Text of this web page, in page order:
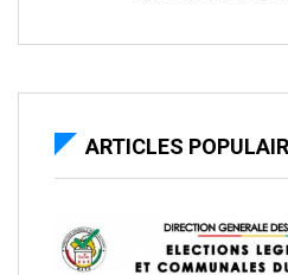
ARTICLES